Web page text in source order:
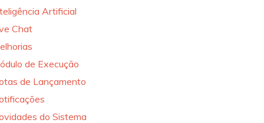
Artificial
Chat
de Execução
de Lançamento
do Sistema